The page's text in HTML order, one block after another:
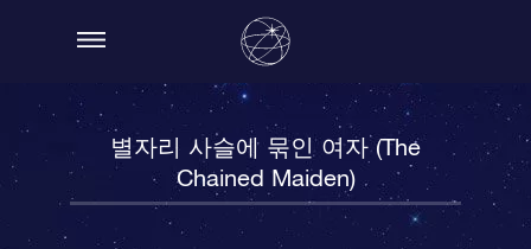
별자리 사슬에 묶인 여자 (The
Chained Maiden)